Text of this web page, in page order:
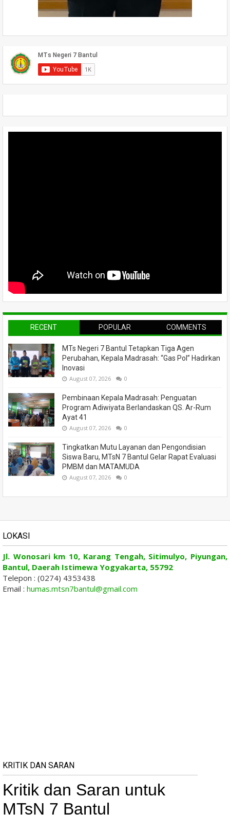
RECENT POPULAR COMMENTS
MTs Negeri 7 Bantul Tetapkan Tiga Agen
Perubahan, Kepala Madrasah: “Gas Pol” Hadirkan
Inovasi
August 07, 2026 0
Pembinaan Kepala Madrasah: Penguatan
Program Adiwiyata Berlandaskan QS. Ar-Rum
Ayat 41
August 07, 2026 0
Tingkatkan Mutu Layanan dan Pengondisian
Siswa Baru, MTsN 7 Bantul Gelar Rapat Evaluasi
PMBM dan MATAMUDA
August 07, 2026 0
LOKASI
Jl. Wonosari km 10, Karang Tengah, Sitimulyo, Piyungan,
Bantul, Daerah Istimewa Yogyakarta, 55792
Telepon : (0274) 4353438
Email : humas.mtsn7bantul@gmail.com
KRITIK DAN SARAN